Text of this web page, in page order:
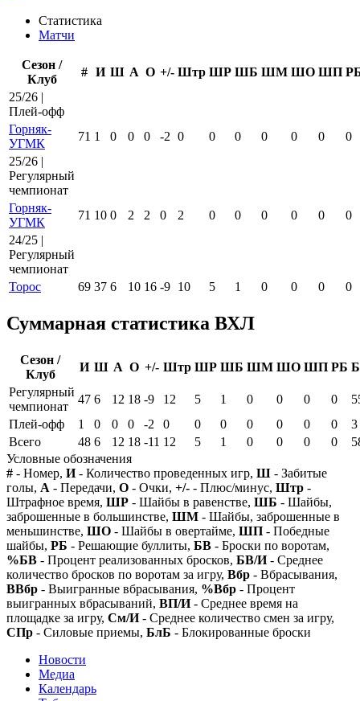
Статистика
Матчи
Сезон /
Клуб
# И Ш А О +/- Штр ШР ШБ ШМ ШО ШП
25/26 |
Плей-офф
Горняк-
УГМК
71 1 0 0 0 -2 0 0 0 0 0 0
0
25/26 |
Регулярный
чемпионат
Горняк-
УГМК
71 10 0 2 2 0 2 0 0 0 0 0
0
24/25 |
Регулярный
чемпионат
Торос
69 37 6 10 16 -9 10 5 1 0 0 0 0
Суммарная статистика ВХЛ
Сезон /
Клуб
И Ш А О +/- Штр ШР ШБ ШМ ШО ШП РБ
Регулярный
чемпионат
47 6 12 18 -9 12 5 1 0 0 0 0
Плей-офф
1 0 0 0 -2 0 0 0 0 0 0 0
3
Всего
48 6 12 18 -11 12 5 1 0 0 0 0
Условные обозначения
# - Номер, И- Количество проведенных игр, Ш - Забитые
голы, А - Передачи, О - Очки, +/- - Плюс/минус, Штр -
Штрафное время, ШР - Шайбы в равенстве, ШБ - Шайбы,
заброшенные в большинстве, ШМ - Шайбы, заброшенные в
меньшинстве, ШО - Шайбы в овертайме, ШП - Победные
шайбы, РБ - Решающие буллиты, БВ - Броски по воротам,
%БВ - Процент реализованных бросков, БВ/И- Среднее
количество бросков по воротам за игру, Вбр - Вбрасывания,
ВВбр - Выигранные вбрасывания, %Вбр - Процент
выигранных вбрасываний, ВП/И- Среднее время на
площадке за игру, См/И- Среднее количество смен за игру,
СПр - Силовые приемы, БлБ - Блокированные броски
Новости
Медиа
Календарь